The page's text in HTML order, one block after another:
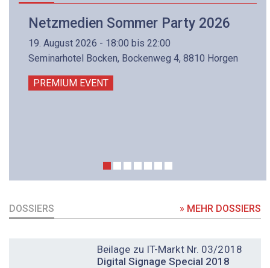
Netzmedien Sommer Party 2026
19. August 2026 - 18:00 bis 22:00
Seminarhotel Bocken, Bockenweg 4, 8810 Horgen
PREMIUM EVENT
DOSSIERS » MEHR DOSSIERS
Beilage zu IT-Markt Nr. 03/2018
Digital Signage Special 2018